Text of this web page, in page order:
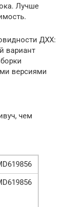
Лучше
ДХХ:
вариант
версиями
чем